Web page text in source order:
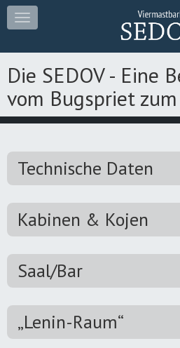
Toggle
navigation
Die SEDOV - Eine
vom Bugspriet
Technische Daten
Kabinen & Kojen
Saal/Bar
„Lenin-Raum“